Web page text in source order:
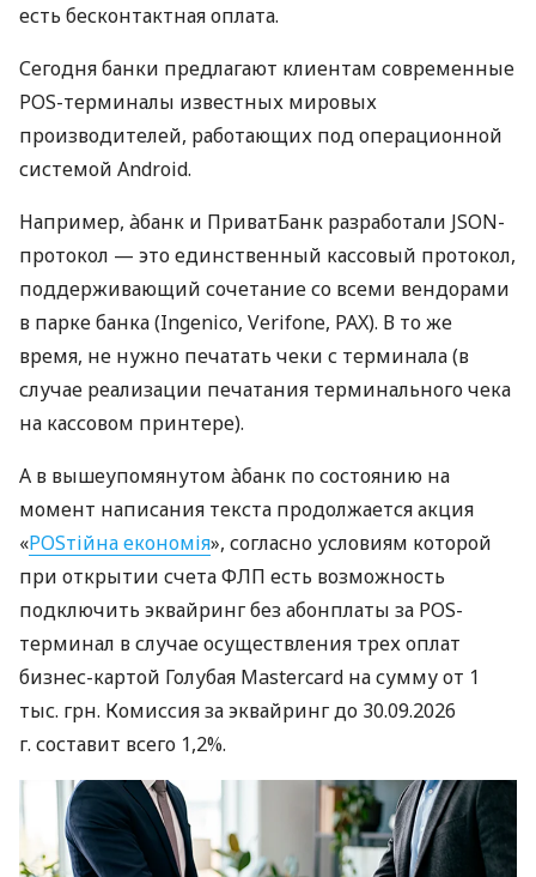
есть бесконтактная оплата.
Сегодня банки предлагают клиентам современные
POS-терминалы известных мировых
производителей, работающих под операционной
системой Android.
Например, àбанк и ПриватБанк разработали JSON-
протокол — это единственный кассовый протокол,
поддерживающий сочетание со всеми вендорами
в парке банка (Ingenico, Verifone, PAX). В то же
время, не нужно печатать чеки с терминала (в
случае реализации печатания терминального чека
на кассовом принтере).
А в вышеупомянутом àбанк по состоянию на
момент написания текста продолжается акция
«POSтійна економія», согласно условиям которой
при открытии счета ФЛП есть возможность
подключить эквайринг без абонплаты за POS-
терминал в случае осуществления трех оплат
бизнес-картой Голубая Mastercard на сумму от 1
тыс. грн. Комиссия за эквайринг до 30.09.2026
г. составит всего 1,2%.